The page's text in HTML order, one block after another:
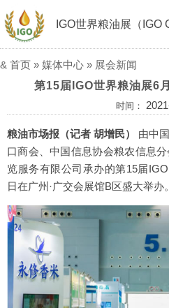
IGO世界粮油展（IGO
& 首页 » 媒体中心 » 展会新闻
第15届IGO世界粮油展6
时间：
粮油市场报（记者 胡增民）
由中
口商会、中国信息协会粮农信息
览服务有限公司承办的第15届
日在广州·广交会展馆B区盛大举办。